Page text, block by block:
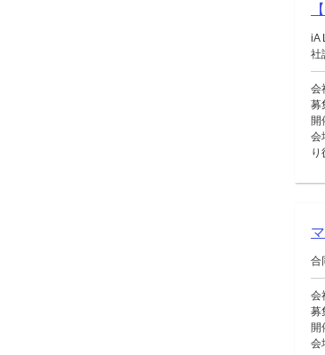
iA
社
会
募
開
会
り
合
会
募
開
会